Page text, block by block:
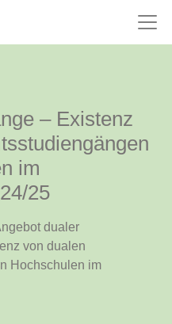
– Existenz
im
25
dualer
von dualen
Hochschulen im